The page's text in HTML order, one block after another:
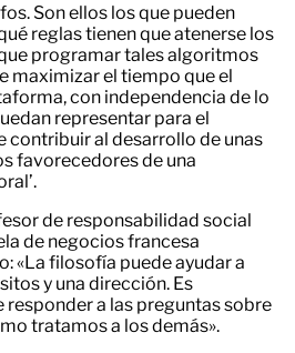
Son ellos los que pueden
reglas tienen que atenerse los
programar tales algoritmos
maximizar el tiempo que el
con independencia de lo
representar para el
contribuir al desarrollo de unas
favorecedores de una
de responsabilidad social
de negocios francesa
«La filosofía puede ayudar a
y una dirección. Es
responder a las preguntas sobre
tratamos a los demás».